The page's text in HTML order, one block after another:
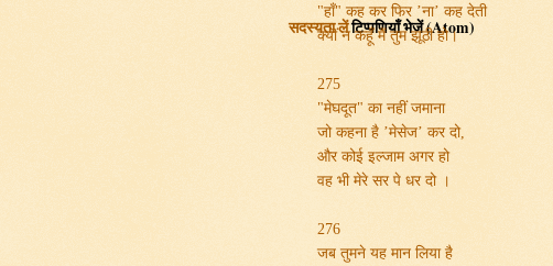
"हाँ" कह कर फिर ’ना’ कह देती
क्यॊं न कहूँ मैं तुम झूठी हो।
275
"मेघदूत" का नहीं जमाना
जो कहना है ’मेसेज’ कर दो,
और कोई इल्जाम अगर हो
वह भी मेरे सर पे धर दो ।
276
जब तुमने यह मान लिया है
सदस्यता लेंटिप्पणियाँ भेजें (Atom)